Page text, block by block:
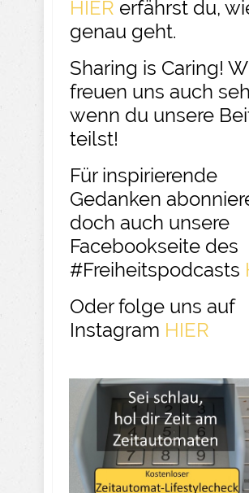
HIER erfährst du,
genau geht.
Sharing is Caring!
freuen uns auch
wenn du unsere
teilst!
Für inspirierende
Gedanken
doch auch unsere
Facebookseite des
#Freiheitspodcasts
Oder folge uns auf
Instagram HIER